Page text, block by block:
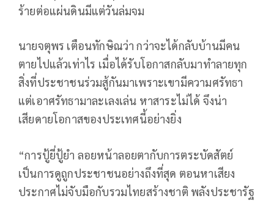
ร้ายต่อแผ่นดินมีแต่วันล่มจม
นายจตุพร เตือนทักษิณว่า กว่าจะได้กลับบ้านมีคน
ตายไปแล้วเท่าไร เมื่อได้รับโอกาสกลับมาทำลายทุก
สิ่งที่ประชาชนร่วมสู้กันมาเพราะเขามีความศรัทธา
แต่เอาศรัทธามาละเลงเล่น หาสาระไม่ได้ จึงน่า
เสียดายโอกาสของประเทศนี้อย่างยิ่ง
“การปู้ยี่ปู้ยำ ลอยหน้าลอยตากับการตระบัดสัตย์
เป็นการดูถูกประชาชนอย่างถึงที่สุด ตอนหาเสียง
ประกาศไม่จับมือกับรวมไทยสร้างชาติ พลังประชารัฐ